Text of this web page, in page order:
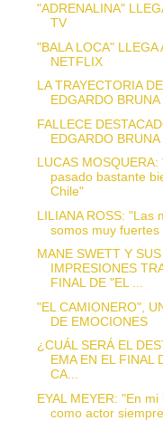
"ADRENALINA"
TV
"BALA LOCA" LLEGA
NETFLIX
LA TRAYECTORIA DE
EDGARDO BRUNA
FALLECE
EDGARDO BRUNA
LUCAS MOSQUERA:
pasado bastante
Chile"
LILIANA ROSS: "Las
somos muy fuertes
MANE SWETT Y SUS
IMPRESIONES
FINAL DE "EL ...
"EL CAMIONERO",
DE EMOCIONES
¿CUÁL SERÁ EL
EMA EN EL FINAL
CA...
EYAL MEYER: "En
como actor siempre